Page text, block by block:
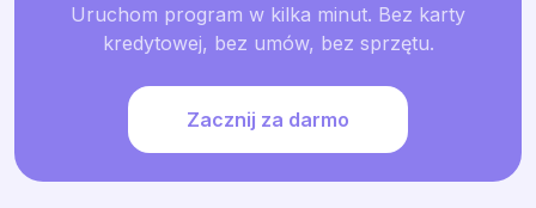
Uruchom program w kilka minut. Bez karty
kredytowej, bez umów, bez sprzętu.
Zacznij za darmo